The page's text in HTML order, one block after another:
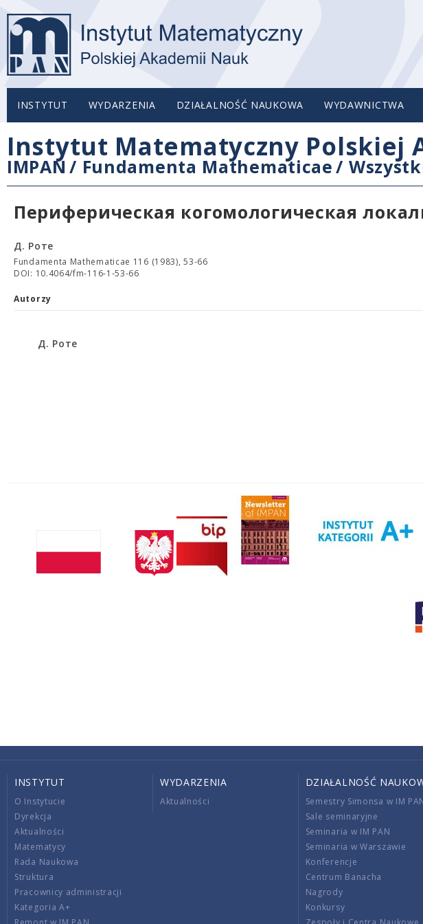
INSTYTUT WYDARZENIA DZIAŁALNOŚĆ NAUKOWA WYDAWNICTWA
Instytut Matematyczny Polskiej
IMPAN / Fundamenta Mathematicae/
Периферическая когомологическая
Д. Роте
Fundamenta Mathematicae 116 (1983), 53-66
DOI: 10.4064/fm-116-1-53-66
Autorzy
Д. Роте
INSTYTUT
O Instytucie
Dyrekcja
Aktualności
Matematycy
Rada Naukowa
Struktura
Pracownicy administracji
Kategoria A+
WYDARZENIA
Aktualności
DZIAŁALNOŚĆ
Semestry Simonsa w IM
Sale seminaryjne
Seminaria w IM PAN
Seminaria w Warszawie
Konferencje
Centrum Banacha
Nagrody
Konkursy